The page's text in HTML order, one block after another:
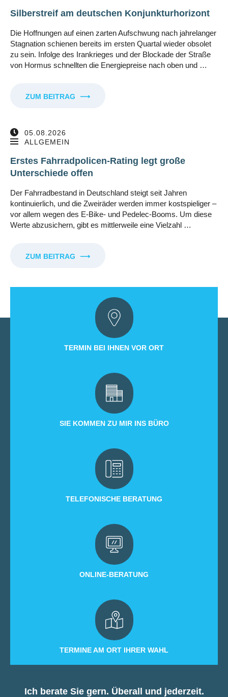
Silberstreif am deutschen Konjunkturhorizont
Die Hoffnungen auf einen zarten Aufschwung nach jahrelanger
Stagnation schienen bereits im ersten Quartal wieder obsolet
zu sein. Infolge des Irankrieges und der Blockade der Straße
von Hormus schnellten die Energiepreise nach oben und …
ZUM BEITRAG ⟶
05.08.2026
ALLGEMEIN
Erstes Fahrradpolicen-Rating legt große
Unterschiede offen
Der Fahrradbestand in Deutschland steigt seit Jahren
kontinuierlich, und die Zweiräder werden immer kostspieliger –
vor allem wegen des E-Bike- und Pedelec-Booms. Um diese
Werte abzusichern, gibt es mittlerweile eine Vielzahl …
ZUM BEITRAG ⟶
TERMIN BEI IHNEN VOR ORT
SIE KOMMEN ZU MIR INS BÜRO
TELEFONISCHE BERATUNG
ONLINE-BERATUNG
TERMINE AM ORT IHRER WAHL
Ich berate Sie gern. Überall und jederzeit.